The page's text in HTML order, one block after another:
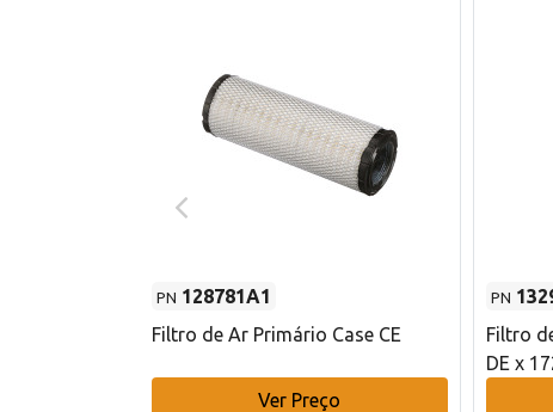
PN 128781A1
Filtro de Ar Primário Case CE
Ver Preço
PN
Filtro
DE x